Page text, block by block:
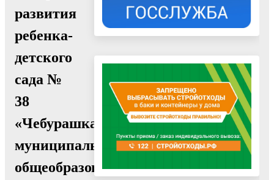
развития
ребенка-
детского
сада №
38
«Чебурашка»,
муниципального
общеобразовательного